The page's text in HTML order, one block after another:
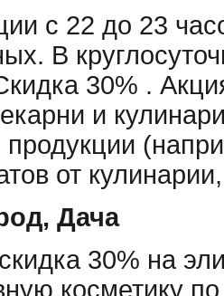
с 22 до 23
В
30% .
и
продукции
от
Дача
30% на
косметику